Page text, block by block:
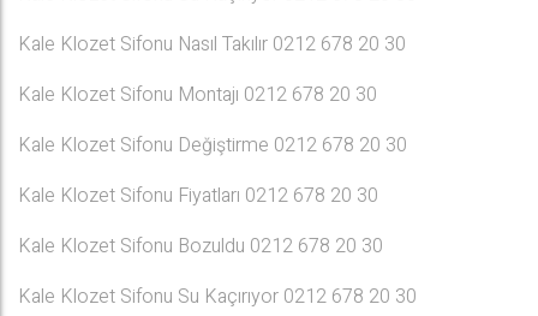
Kale Klozet Sifonu Nasıl Takılır 0212 678 20 30
Kale Klozet Sifonu Montajı 0212 678 20 30
Kale Klozet Sifonu Değiştirme 0212 678 20 30
Kale Klozet Sifonu Fiyatları 0212 678 20 30
Kale Klozet Sifonu Bozuldu 0212 678 20 30
Kale Klozet Sifonu Su Kaçırıyor 0212 678 20 30